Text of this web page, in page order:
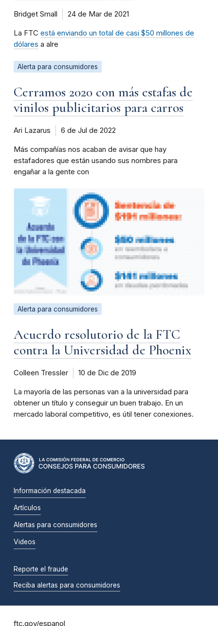
Bridget Small 24 de Mar de 2021
La FTC está enviando un total de casi $50 millones de
dólares a alre
Alerta para consumidores
Cerramos 2020 con más estafas de
vinilos publicitarios para carros
Ari Lazarus 6 de Jul de 2022
Más compañías nos acaban de avisar que hay
estafadores que están usando sus nombres para
engañar a la gente con
Alerta para consumidores
Acuerdo resolutorio de la FTC
contra la Universidad de Phoenix
Colleen Tressler 10 de Dic de 2019
La mayoría de las personas van a la universidad para
obtener un título y conseguir un buen trabajo. En un
mercado laboral competitivo, es útil tener conexiones.
Información destacada
Artículos
Alertas para consumidores
Videos
Reporte el fraude
Reciba alertas para consumidores
ftc.gov/espanol